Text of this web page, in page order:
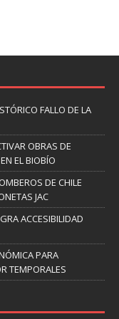
FALLO DE LA
OBRAS DE
EL BIOBÍO
DE CHILE
JAC
ACCESIBILIDAD
PARA
TEMPORALES